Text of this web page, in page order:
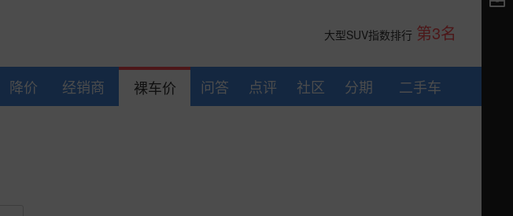
大型SUV指数排行 第3名
降价 经销商 裸车价 问答 点评 社区 分期 二手车